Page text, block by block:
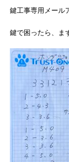
鍵工事専用メール
鍵で困ったら、ま